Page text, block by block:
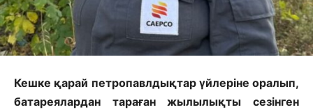
Кешке қарай петропавлдықтар үйлеріне оралып,
батареялардан тараған жылылықты сезінген